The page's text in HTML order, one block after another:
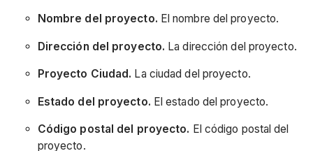
Nombre del proyecto. El nombre del proyecto.
Dirección del proyecto. La dirección del proyecto.
Proyecto Ciudad. La ciudad del proyecto.
Estado del proyecto. El estado del proyecto.
Código postal del proyecto. El código postal del
proyecto.